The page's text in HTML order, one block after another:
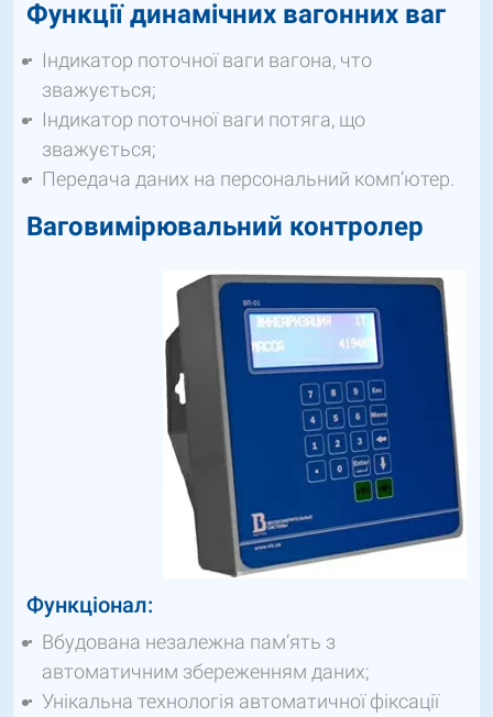
Функції динамічних вагонних ваг
Індикатор поточної ваги вагона, что
зважується;
Індикатор поточної ваги потяга, що
зважується;
Передача даних на персональний комп’ютер.
Ваговимірювальний контролер
Функціонал:
Вбудована незалежна пам’ять з
автоматичним збереженням даних;
Унікальна технологія автоматичної фіксації